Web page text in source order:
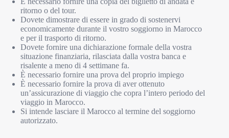
ritorno o del tour.
Dovete dimostrare di essere in grado di sostenervi
economicamente durante il vostro soggiorno in Marocco
e per il trasporto di ritorno.
Dovete fornire una dichiarazione formale della vostra
situazione finanziaria, rilasciata dalla vostra banca e
risalente a meno di 4 settimane fa.
È necessario fornire una prova del proprio impiego
È necessario fornire la prova di aver ottenuto
un’assicurazione di viaggio che copra l’intero periodo del
viaggio in Marocco.
Si intende lasciare il Marocco al termine del soggiorno
autorizzato.